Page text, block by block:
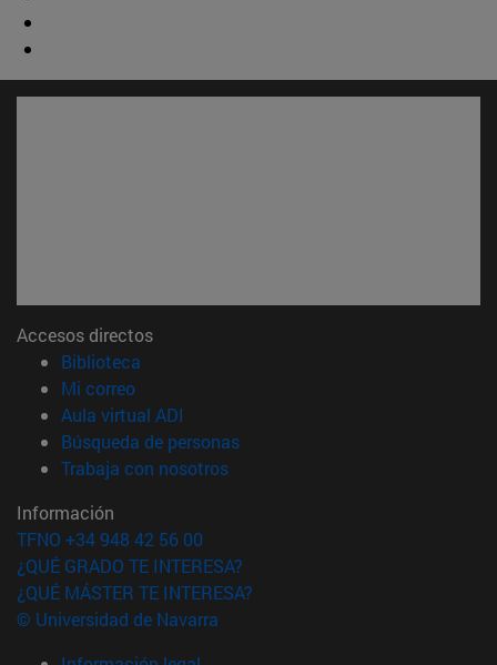
Accesos directos
Biblioteca
Mi correo(abre en nueva ventana)
Aula virtual ADI
Búsqueda de personas(abre en nueva ventana)
Trabaja con nosotros(abre en nueva ventana)
Información
TFNO +34 948 42 56 00
¿QUÉ GRADO TE INTERESA?
¿QUÉ MÁSTER TE INTERESA?
© Universidad de Navarra